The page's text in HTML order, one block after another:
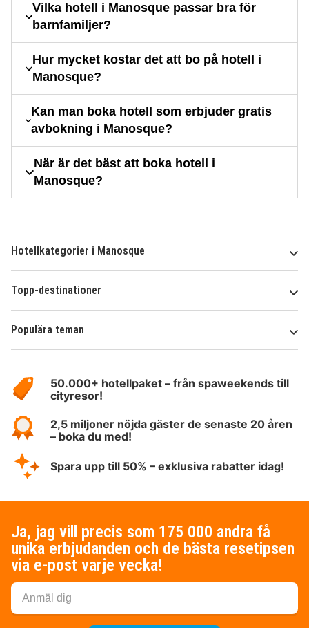
Vilka hotell i Manosque passar bra för
barnfamiljer?
Hur mycket kostar det att bo på hotell i
Manosque?
Kan man boka hotell som erbjuder gratis
avbokning i Manosque?
När är det bäst att boka hotell i
Manosque?
Hotellkategorier i Manosque
Topp-destinationer
Populära teman
HotelSpecials50.000+ hotellpaket – från spaweekends till
cityresor!
2,5 miljoner nöjda gäster de senaste 20 åren
– boka du med!
Spara upp till 50% – exklusiva rabatter idag!
Ja, jag vill precis som 175 000 andra få
unika erbjudanden och de bästa resetipsen
via e-post varje vecka!